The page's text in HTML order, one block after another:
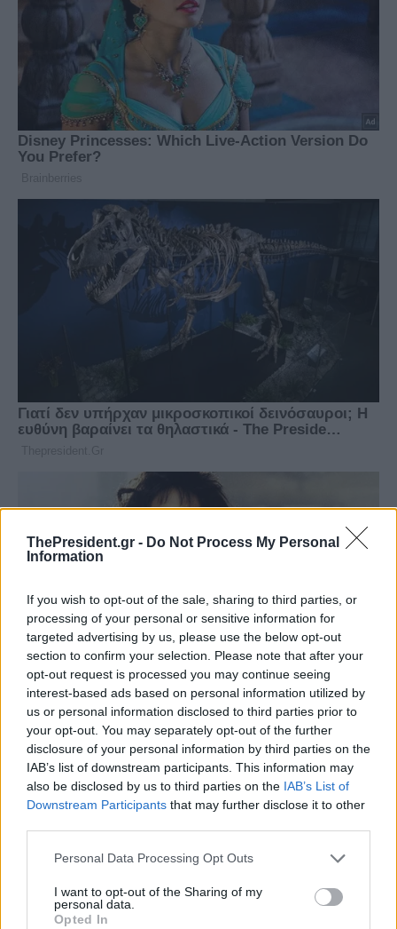
ThePresident.gr - Do Not Process My Personal
Information
If you wish to opt-out of the sale, sharing to third parties, or
processing of your personal or sensitive information for
targeted advertising by us, please use the below opt-out
section to confirm your selection. Please note that after your
opt-out request is processed you may continue seeing
interest-based ads based on personal information utilized by
us or personal information disclosed to third parties prior to
your opt-out. You may separately opt-out of the further
disclosure of your personal information by third parties on the
IAB’s list of downstream participants. This information may
also be disclosed by us to third parties on the IAB’s List of
Downstream Participants that may further disclose it to other
Personal Data Processing Opt Outs
I want to opt-out of the Sharing of my
personal data.
Opted In